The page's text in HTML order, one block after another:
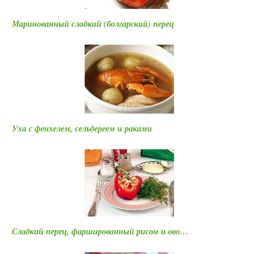
Маринованный сладкий (болгарский) перец
Уха с фенхелем, сельдереем и раками
Сладкий перец, фаршированный рисом и ово…